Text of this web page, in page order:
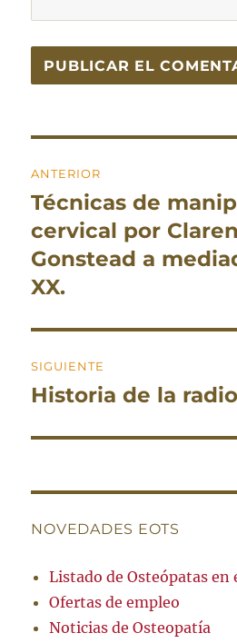
de
entradas
ANTERIOR
Entrada
anterior:
Técnicas de
cervical por
Gonstead a
XX.
SIGUIENTE
Entrada
Historia de la
NOVEDADES EOTS
Listado de Osteópatas en
Ofertas de empleo
Noticias de Osteopatía